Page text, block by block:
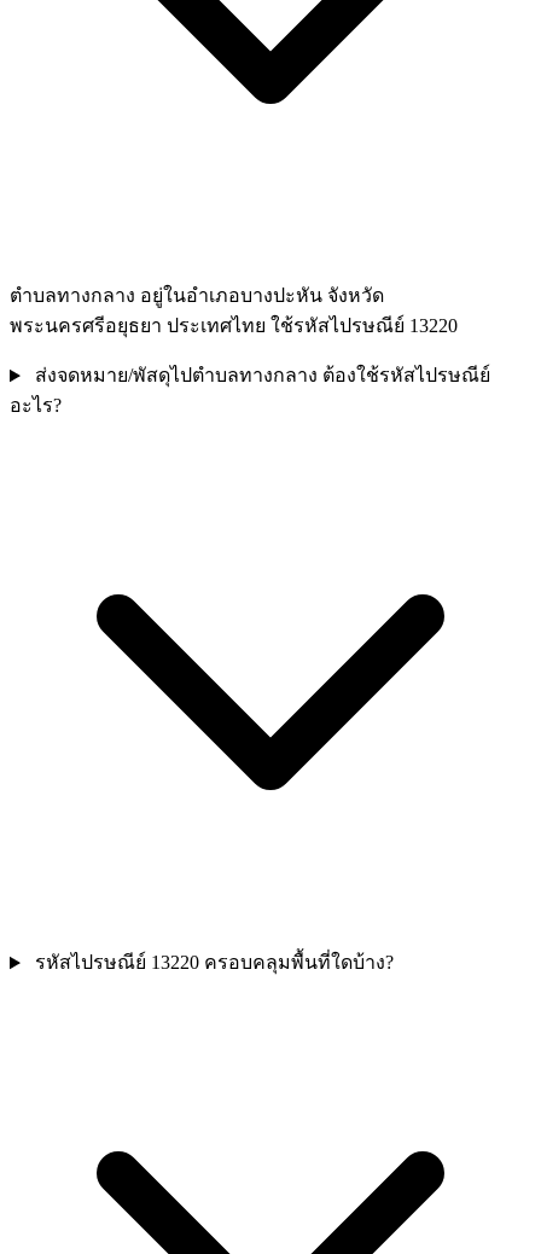
ตำบลทางกลาง อยู่ในอำเภอบางปะหัน จังหวัด
พระนครศรีอยุธยา ประเทศไทย ใช้รหัสไปรษณีย์ 13220
ส่งจดหมาย/พัสดุไปตำบลทางกลาง ต้องใช้รหัสไปรษณีย์
อะไร?
รหัสไปรษณีย์ 13220 ครอบคลุมพื้นที่ใดบ้าง?